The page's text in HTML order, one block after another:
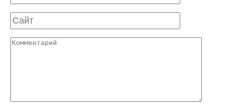
Сайт
Комментарий